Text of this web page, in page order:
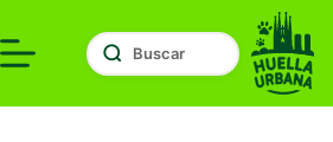
al
contenido